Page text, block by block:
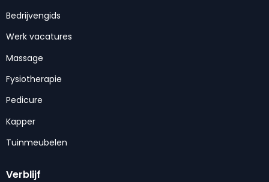
Bedrijvengids
Werk vacatures
Massage
Fysiotherapie
Pedicure
Kapper
Tuinmeubelen
Verblijf